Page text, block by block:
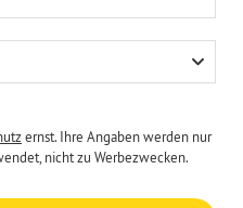
ernst. Ihre Angaben werden nur
nicht zu Werbezwecken.